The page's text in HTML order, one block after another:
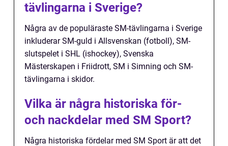
tävlingarna i Sverige?
Några av de populäraste SM-tävlingarna i Sverige
inkluderar SM-guld i Allsvenskan (fotboll), SM-
slutspelet i SHL (ishockey), Svenska
Mästerskapen i Friidrott, SM i Simning och SM-
tävlingarna i skidor.
Vilka är några historiska för-
och nackdelar med SM Sport?
Några historiska fördelar med SM Sport är att det